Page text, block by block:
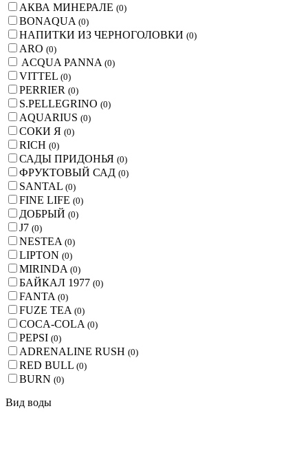
АКВА МИНЕРАЛЕ (0)
BONAQUA (0)
НАПИТКИ ИЗ ЧЕРНОГОЛОВКИ (0)
ARO (0)
ACQUA PANNA (0)
VITTEL (0)
PERRIER (0)
S.PELLEGRINO (0)
AQUARIUS (0)
СОКИ Я (0)
RICH (0)
САДЫ ПРИДОНЬЯ (0)
ФРУКТОВЫЙ САД (0)
SANTAL (0)
FINE LIFE (0)
ДОБРЫЙ (0)
J7 (0)
NESTEA (0)
LIPTON (0)
MIRINDA (0)
БАЙКАЛ 1977 (0)
FANTA (0)
FUZE TEA (0)
COCA-COLA (0)
PEPSI (0)
ADRENALINE RUSH (0)
RED BULL (0)
BURN (0)
Вид воды